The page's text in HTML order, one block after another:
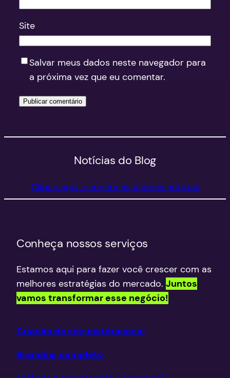
Site
Salvar meus dados neste navegador para
a próxima vez que eu comentar.
Notícias do Blog
Clique aqui e confira as últimas notícias
Conheça nossos serviços
Estamos aqui para fazer você crescer com as
melhores estratégias do mercado. Juntos
vamos transformar esse negócio!
Criação de site institucional
Branding completo